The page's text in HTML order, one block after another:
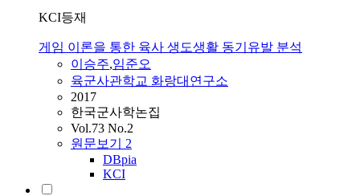
KCI등재
게임 이론을 통한 육사 생도생활 동기유발 분석
이승주,임준오
육군사관학교 화랑대연구소
2017
한국군사학논집
Vol.73 No.2
원문보기 2
DBpia
KCI